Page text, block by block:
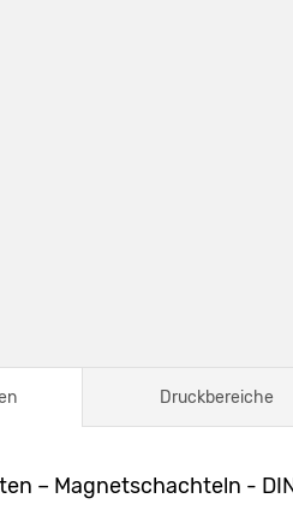
Druckbereiche
– Magnetschachteln -